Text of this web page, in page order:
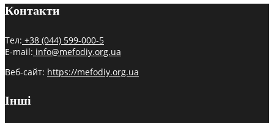
Контакти
Тел: +38 (044) 599-000-5
E-mail: info@mefodiy.org.ua
Веб-сайт: https://mefodiy.org.ua
Інші